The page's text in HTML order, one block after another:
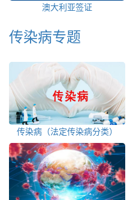
澳大利亚签证
传染病专题
传染病（法定传染病分类）